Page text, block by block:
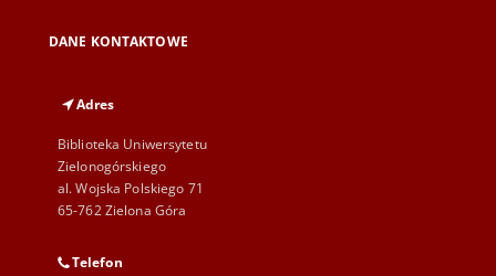
DANE KONTAKTOWE
Adres
Biblioteka Uniwersytetu
Zielonogórskiego
al. Wojska Polskiego 71
65-762 Zielona Góra
Telefon